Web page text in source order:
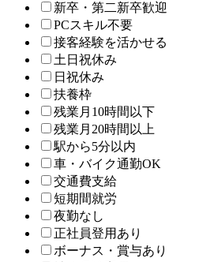
新卒・第二新卒歓迎
PCスキル不要
接客経験を活かせる
土日祝休み
日祝休み
扶養枠
残業月10時間以下
残業月20時間以上
駅から5分以内
車・バイク通勤OK
交通費支給
短期間就労
夜勤なし
正社員登用あり
ボーナス・賞与あり